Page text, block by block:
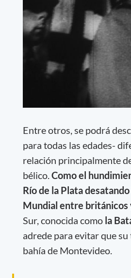
Entre otros, se podrá
para todas las edades-
relación principalmente
bélico.Como el
Río de la Plata
Mundial entre británicos
Sur, conocida como la
adrede para evitar que
bahía de Montevideo.